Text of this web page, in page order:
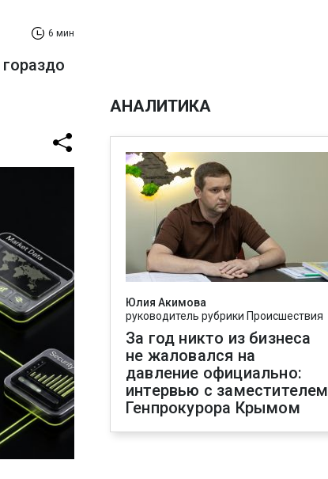
6 мин
АНАЛИТИКА
Юлия Акимова
руководитель рубрики Происшествия
За год никто из бизнеса
не жаловался на
давление официально:
интервью с заместителем
Генпрокурора Крымом